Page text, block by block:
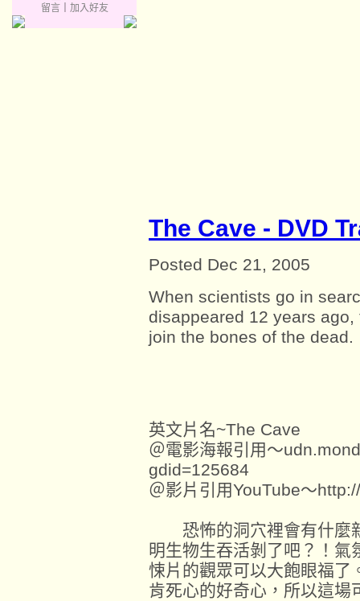
留言｜ 加入好友
The Cave - DVD
Posted Dec 21, 2005
When scientists go in
disappeared 12 years
join the bones of the dead.
英文片名~The Cave
＠電影海報引用～
gdid=125684
＠影片引用YouTube～
恐怖的洞穴裡會有什麼
明生物生吞活剝了吧？！
悚片的觀眾可以大飽眼福了
肯死心的好奇心，所以這場